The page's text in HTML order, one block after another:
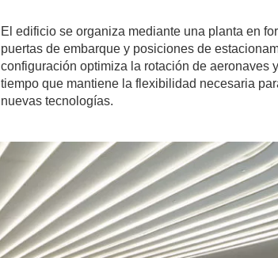
El edificio se organiza mediante una planta en
puertas de embarque y posiciones de
configuración optimiza la rotación de aeronaves
tiempo que mantiene la flexibilidad necesaria
nuevas tecnologías.